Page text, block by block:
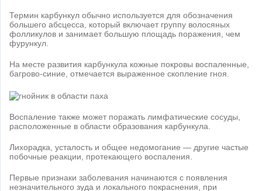
Термин карбункул обычно используется для обозначения
большего абсцесса, который включает группу волосяных
фолликулов и занимает большую площадь поражения, чем
фурункул.
На месте развития карбункула кожные покровы воспаленные,
багрово-синие, отмечается выраженное скопление гноя.
Воспаление также может поражать лимфатические сосуды,
расположенные в области образования карбункула.
Лихорадка, усталость и общее недомогание — другие частые
побочные реакции, протекающего воспаления.
Первые признаки заболевания начинаются с появления
незначительного зуда и локального покраснения, при